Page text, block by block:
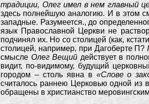
традиции, Олег имел в нем главный
здесь полнейшую аналогию. И в этом
западные. Разумеется., до
язык Православной Церкви не
подчинял их. Но со столицей (как,
столицей, например, при Дагоберте П?
смысле Олег Вещий действует в
видит, по-видимому, будущий
городом – столь явна в «Слове о
считалось раннею Церковью одной из
обращены в христианство